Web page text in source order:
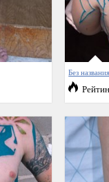
Без названия